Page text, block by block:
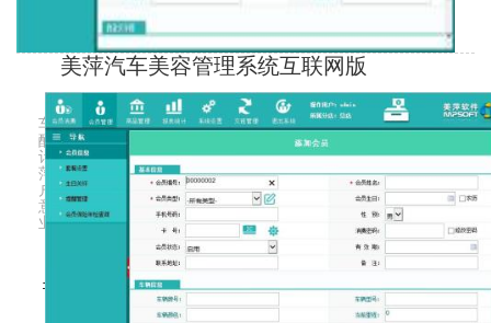
美萍汽车美容管理系统互联网版
美萍汽车美容管理软件是一款功能专业、操作简单实用的汽
车服务行业管理系统。系统中包括会员管理、商品管理、会员提
醒、联系反馈、套餐管理、库存管理、库存查询、员工管理、统
计报表等完善的管理模块。适合汽车服务行业管理客户使用。美
萍汽车美容管理软件设计定位就是简单、方便、人性化！普通用
户不需培训就能很快掌握软件的使用方法。美萍汽车管理软件愿
意竭尽所能帮助您更加轻松的管理您的公司不管您是公司还是企
业，相信我们的软件能让您的管理变得更加的轻松、高效
市场价：2980